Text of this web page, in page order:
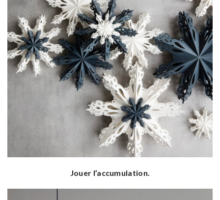
Jouer l’accumulation.